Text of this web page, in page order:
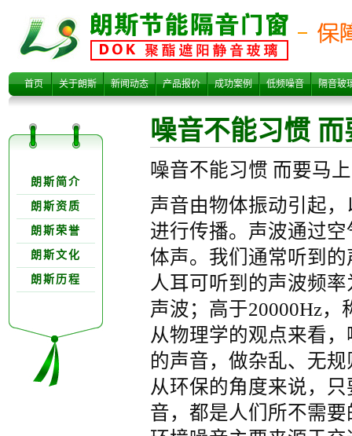
噪音不能习惯 而
要马上隔断！
首页 关于朗斯 新闻动态 产品报价 成功案例 低频噪音 隔音玻
噪音不能习惯
噪音不能习惯 而要马
声音由物体振动引起
进行传播。声波通过
体声。我们通常听到
人耳可听到的声波频
声波；高于20000Hz
从物理学的观点来看
的声音，做杂乱、无
从环保的角度来说，
音，都是人们所不需
朗斯简介
朗斯资质
朗斯荣誉
朗斯文化
朗斯历程